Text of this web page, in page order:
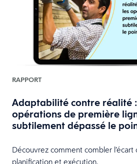
RAPPORT
Adaptabilité contre réalité
opérations de première
subtilement dépassé le
Découvrez comment combler l’écart
planification et exécution.